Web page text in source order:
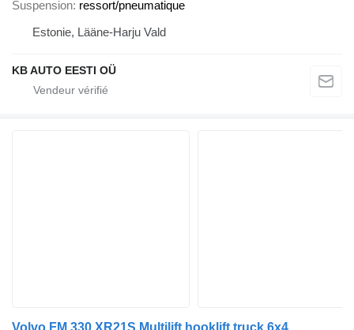
Suspension ressort/pneumatique
Estonie, Lääne-Harju Vald
KB AUTO EESTI OÜ